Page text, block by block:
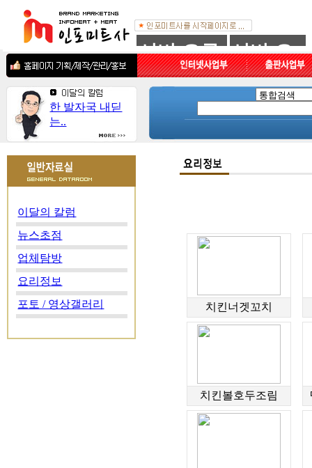
한 발자국 내딛
는..
이달의 칼럼
뉴스초점
업체탐방
요리정보
포토 / 영상갤러리
치킨너겟꼬치
치킨볼호두조림